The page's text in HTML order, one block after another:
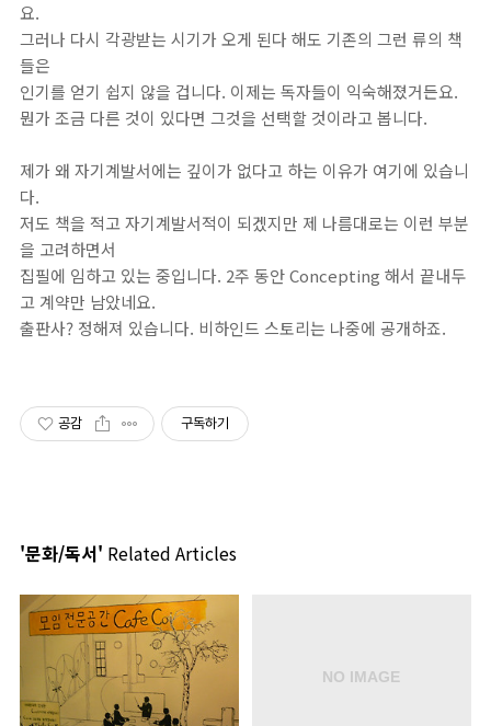
요.
그러나 다시 각광받는 시기가 오게 된다 해도 기존의 그런 류의 책
들은
인기를 얻기 쉽지 않을 겁니다. 이제는 독자들이 익숙해졌거든요.
뭔가 조금 다른 것이 있다면 그것을 선택할 것이라고 봅니다.
제가 왜 자기계발서에는 깊이가 없다고 하는 이유가 여기에 있습니
다.
저도 책을 적고 자기계발서적이 되겠지만 제 나름대로는 이런 부분
을 고려하면서
집필에 임하고 있는 중입니다. 2주 동안 Concepting 해서 끝내두
고 계약만 남았네요.
출판사? 정해져 있습니다. 비하인드 스토리는 나중에 공개하죠.
공감 구독하기
'문화/독서' Related Articles